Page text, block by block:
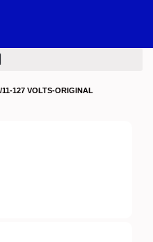
127 VOLTS-ORIGINAL